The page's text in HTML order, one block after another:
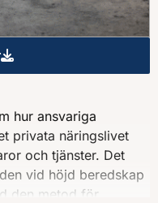
för försörjning av
hur ansvariga
privata näringslivet
och tjänster. Det
vid höjd beredskap
den metod för